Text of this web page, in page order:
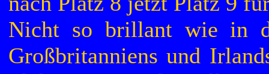
Nicht so brillant wie in
Großbritanniens und